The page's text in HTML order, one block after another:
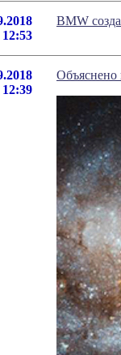
12:53
BMW
12:39
Объяснено